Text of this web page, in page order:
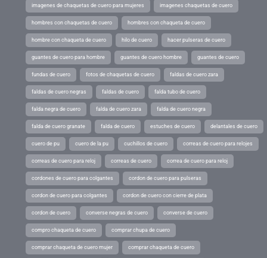
imagenes de chaquetas de cuero para mujeres imagenes chaquetas de cuero
hombres con chaquetas de cuero hombres con chaqueta de cuero
hombre con chaqueta de cuero hilo de cuero hacer pulseras de cuero
guantes de cuero para hombre guantes de cuero hombre guantes de cuero
fundas de cuero fotos de chaquetas de cuero faldas de cuero zara
faldas de cuero negras faldas de cuero falda tubo de cuero
falda negra de cuero falda de cuero zara falda de cuero negra
falda de cuero granate falda de cuero estuches de cuero delantales de cuero
cuero de pu cuero de la pu cuchillos de cuero correas de cuero para relojes
correas de cuero para reloj correas de cuero correa de cuero para reloj
cordones de cuero para colgantes cordon de cuero para pulseras
cordon de cuero para colgantes cordon de cuero con cierre de plata
cordon de cuero converse negras de cuero converse de cuero
compro chaqueta de cuero comprar chupa de cuero
comprar chaqueta de cuero mujer comprar chaqueta de cuero